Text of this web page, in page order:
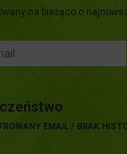
na bieżąco o
EMAIL / BRAK